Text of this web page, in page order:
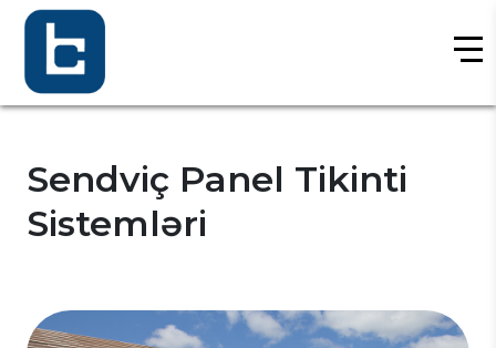
Baykon Group
Tikinti Sistemləri
Sendviç Panel Tikinti
Sistemləri